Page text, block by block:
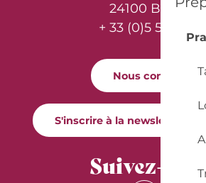
24100
+ 33 (0)5 53 57 03
Nous contacter
S'inscrire à la newsletter
Suivez-